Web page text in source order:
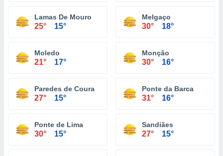
Lamas De Mouro
25° 15°
Melgaço
30° 18°
Moledo
21° 17°
Monção
30° 16°
Paredes de Coura
27° 15°
Ponte da Barca
31° 16°
Ponte de Lima
30° 15°
Sandiães
27° 15°